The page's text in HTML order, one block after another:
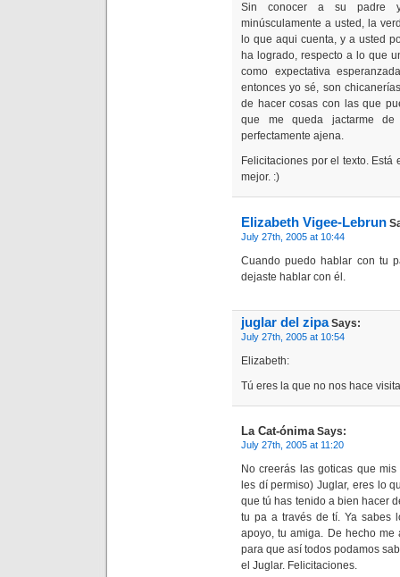
Sin conocer a su padre y
minúsculamente a usted, la
lo que aqui cuenta, y a usted
ha logrado, respecto a lo que
como expectativa
entonces yo sé, son
de hacer cosas con las que
que me queda jactarme
perfectamente ajena.
Felicitaciones por el texto. Está
mejor. :)
Elizabeth Vigee-Lebrun
July 27th, 2005 at 10:44
Cuando puedo hablar con tu
dejaste hablar con él.
juglar del zipaSays:
July 27th, 2005 at 10:54
Elizabeth:
Tú eres la que no nos hace
La Cat-ónimaSays:
July 27th, 2005 at 11:20
No creerás las goticas que
les dí permiso) Juglar, eres lo
que tú has tenido a bien hacer
tu pa a través de tí. Ya sabes
apoyo, tu amiga. De hecho me
para que así todos podamos
el Juglar. Felicitaciones.